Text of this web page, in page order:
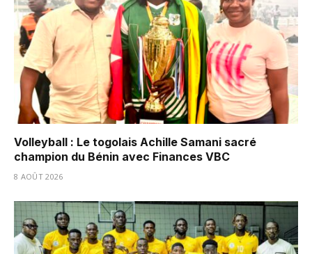
Volleyball : Le togolais Achille Samani sacré
champion du Bénin avec Finances VBC
8 AOÛT 2026